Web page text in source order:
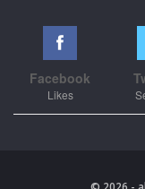
Facebook
Likes